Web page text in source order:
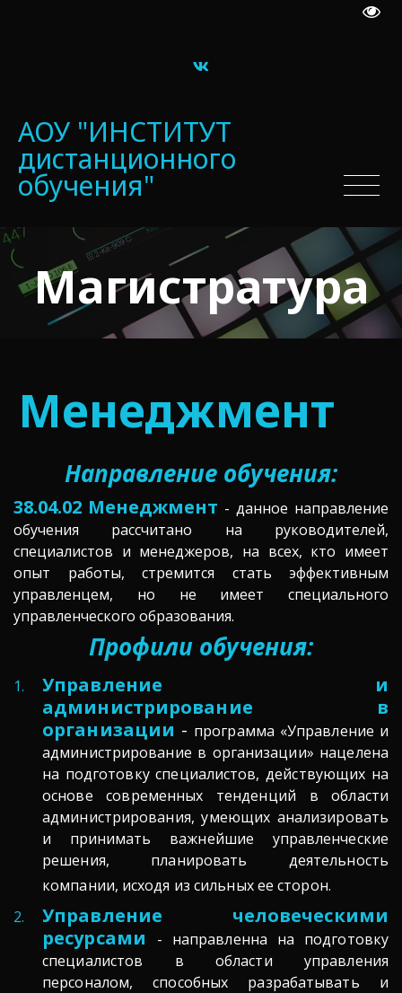
­АОУ "ИНСТИТУТ
дистанционного
обучения"
Магистратура
Менеджмент
Направление обучения:
38.04.02 Менеджмент - данное направление
обучения рассчитано на руководителей,
специалистов и менеджеров, на всех, кто имеет
опыт работы, стремится стать эффективным
управленцем, но не имеет специального
управленческого образования.
Профили обучения:
Управление и
администрирование в
организации - программа «Управление и
администрирование в организации» нацелена
на подготовку специалистов, действующих на
основе современных тенденций в области
администрирования, умеющих анализировать
и принимать важнейшие управленческие
решения, планировать деятельность
компании, исходя из сильных ее сторон.
Управление человеческими
ресурсами
- направленна на подготовку
специалистов в области управления
персоналом, способных разрабатывать и